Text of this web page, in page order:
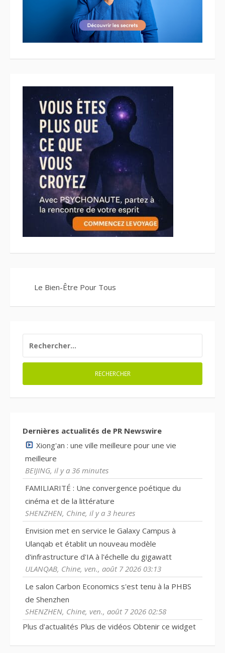
Le Bien-Être Pour Tous
Dernières actualités de PR Newswire
Xiong'an : une ville meilleure pour une vie
meilleure
BEIJING, il y a 36 minutes
FAMILIARITÉ : Une convergence poétique du
cinéma et de la littérature
SHENZHEN, Chine, il y a 3 heures
Envision met en service le Galaxy Campus à
Ulanqab et établit un nouveau modèle
d'infrastructure d'IA à l'échelle du gigawatt
ULANQAB, Chine, ven., août 7 2026 03:13
Le salon Carbon Economics s'est tenu à la PHBS
de Shenzhen
SHENZHEN, Chine, ven., août 7 2026 02:58
Plus d'actualités Plus de vidéos Obtenir ce widget